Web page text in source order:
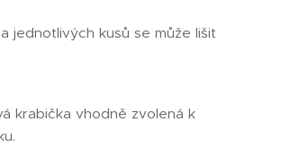
jednotlivých kusů se může lišit
krabička vhodně zvolená k